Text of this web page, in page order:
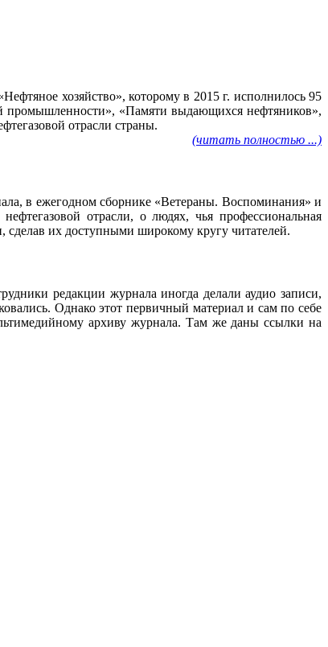
хозяйство», которому в 2015 г. исполнилось 95
промышленности», «Памяти выдающихся нефтяников»,
отрасли страны.
(читать полностью ...)
в ежегодном сборнике «Ветераны. Воспоминания» и
отрасли, о людях, чья профессиональная
сделав их доступными широкому кругу читателей.
редакции журнала иногда делали аудио записи,
Однако этот первичный материал и сам по себе
архиву журнала. Там же даны ссылки на